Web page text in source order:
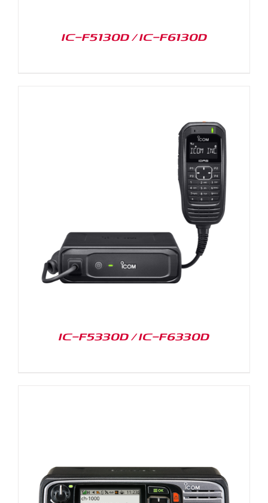
IC-F5130D / IC-F6130D
IC-F5330D / IC-F6330D